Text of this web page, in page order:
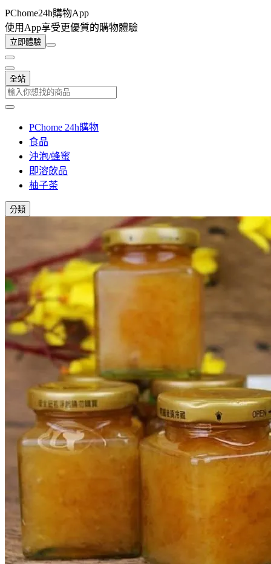
PChome24h購物App
使用App享受更優質的購物體驗
立即體驗
全站
PChome 24h購物
食品
沖泡/蜂蜜
即溶飲品
柚子茶
分類